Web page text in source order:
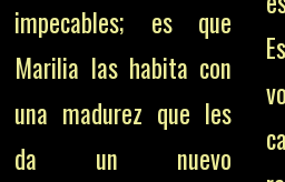
impecables; es que
Marilia las habita con
una madurez que les
da un nuevo